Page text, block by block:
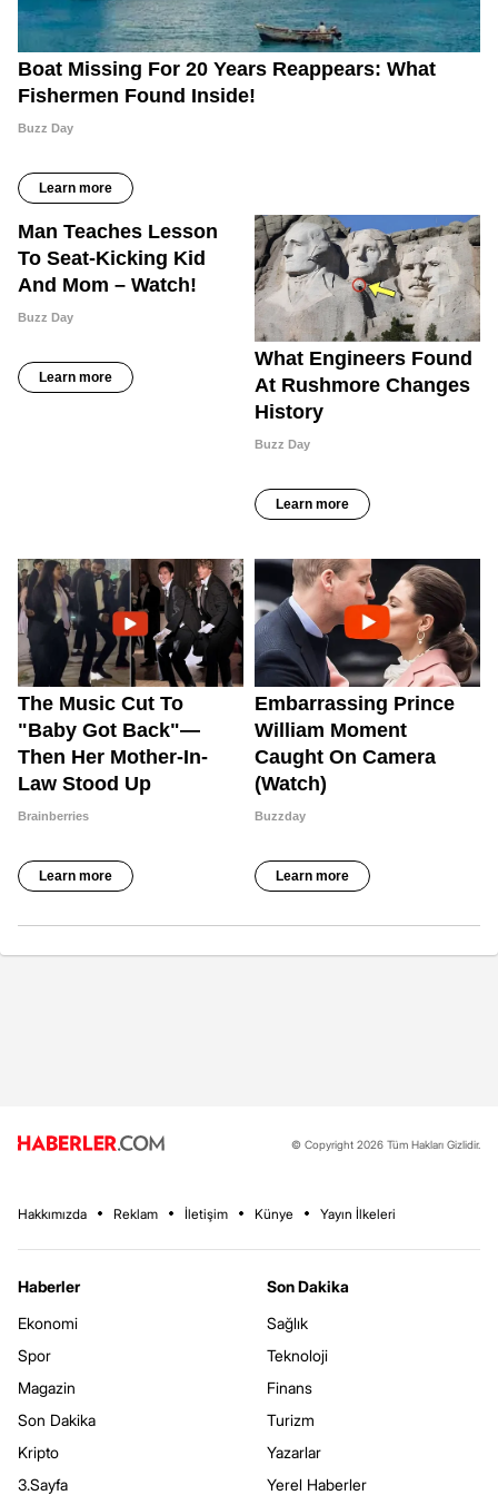
© Copyright 2026 Tüm Hakları Gizlidir.
Hakkımızda Reklam İletişim Künye Yayın İlkeleri
Haberler
Ekonomi
Spor
Magazin
Son Dakika
Kripto
3.Sayfa
Son Dakika
Sağlık
Teknoloji
Finans
Turizm
Yazarlar
Yerel Haberler